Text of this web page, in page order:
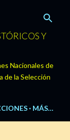
Y
Nacionales de
de la Selección
MÁS…